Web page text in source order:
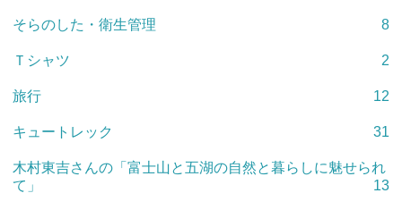
そらのした・衛生管理 8
Ｔシャツ 2
旅行 12
キュートレック 31
木村東吉さんの「富士山と五湖の自然と暮らしに魅せられ
て」
13